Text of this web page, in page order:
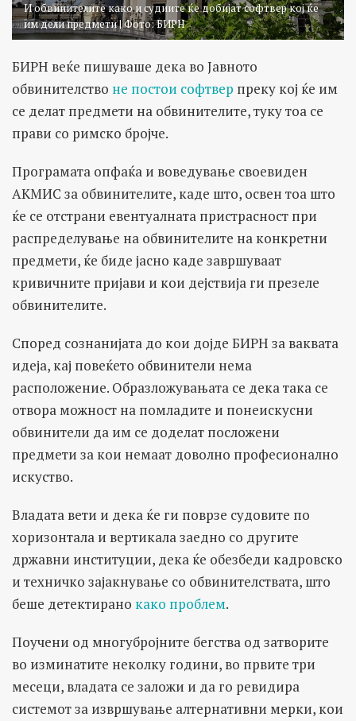
И обвинителите како и судиите ќе добијат софтвер кој ќе
им дели предмети | Фото: БИРН
БИРН веќе пишуваше дека во Јавното
обвинителство не постои софтвер преку кој ќе им
се делат предмети на обвинителите, туку тоа се
прави со римско бројче.
Програмата опфаќа и воведување своевиден
АКМИС за обвинителите, каде што, освен тоа што
ќе се отстрани евентуалната пристрасност при
распределување на обвинителите на конкретни
предмети, ќе биде јасно каде завршуваат
кривичните пријави и кои дејствија ги презеле
обвинителите.
Според сознанијата до кои дојде БИРН за ваквата
идеја, кај повеќето обвинители нема
расположение. Образложувањата се дека така се
отвора можност на помладите и понеискусни
обвинители да им се доделат посложени
предмети за кои немаат доволно професионално
искуство.
Владата вети и дека ќе ги поврзе судовите по
хоризонтала и вертикала заедно со другите
државни институции, дека ќе обезбеди кадровско
и техничко зајакнување со обвинителствата, што
беше детектирано како проблем.
Поучени од многубројните бегства од затворите
во изминатите неколку години, во првите три
месеци, владата се заложи и да го ревидира
системот за извршување алтернативни мерки, кои